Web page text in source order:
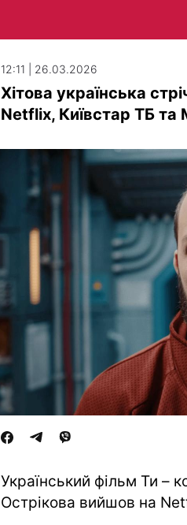
12:11 | 26.03.2026
Хітова українська
Netflix, Київстар ТБ та
Український фільм Ти –
Острікова вийшов на